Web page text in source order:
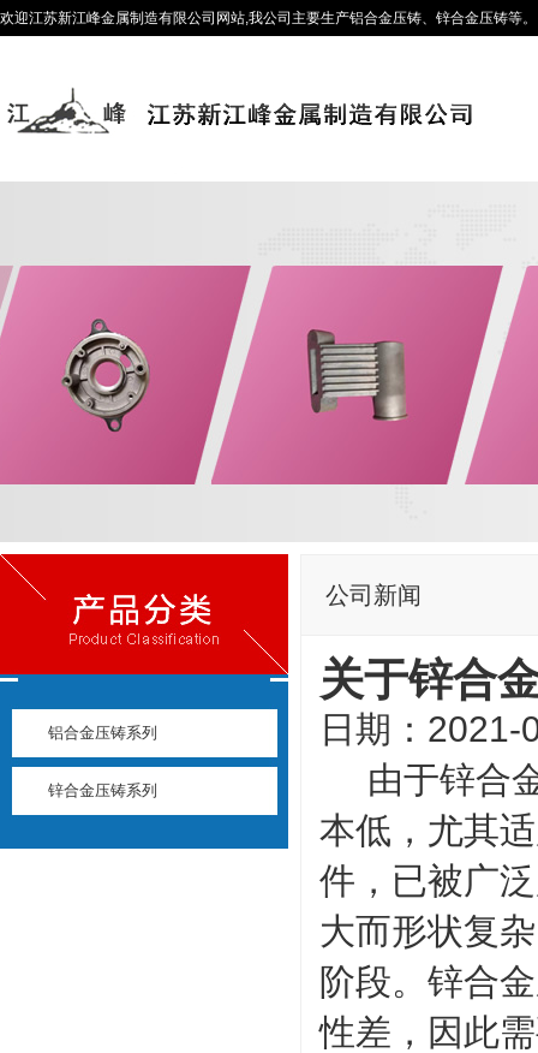
欢迎江苏新江峰金属制造有限公司网站,我公司主要生产铝合金压铸、锌合金压铸等
铝合金压铸系列
锌合金压铸系列
公司新闻
关于锌合
日期：2021-
由于锌合金
本低，尤其
件，已被广
大而形状复
阶段。锌合
性差，因此